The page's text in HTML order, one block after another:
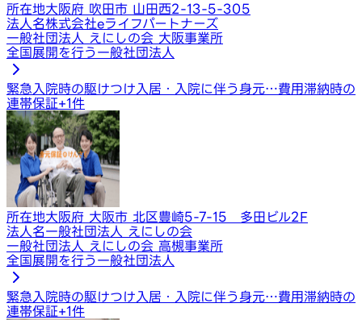
所在地大阪府 吹田市 山田西2-13-5-305
法人名株式会社eライフパートナーズ
一般社団法人 えにしの会 大阪事業所
全国展開を行う一般社団法人
緊急入院時の駆けつけ 入居・入院に伴う身元…費用滞納時の
連帯保証+1件
所在地大阪府 大阪市 北区豊崎5-7-15 多田ビル2F
法人名一般社団法人 えにしの会
一般社団法人 えにしの会 高槻事業所
全国展開を行う一般社団法人
緊急入院時の駆けつけ 入居・入院に伴う身元…費用滞納時の
連帯保証+1件